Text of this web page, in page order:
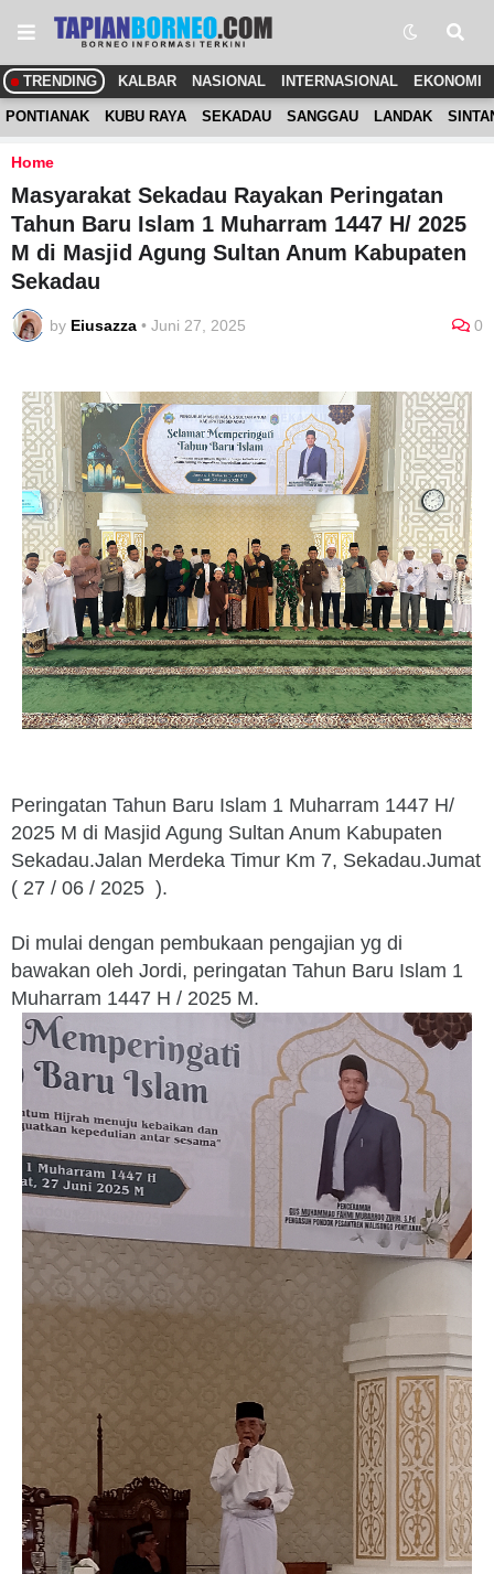
TRENDING KALBAR NASIONAL INTERNASIONAL EKONOMI
PONTIANAK KUBU RAYA SEKADAU SANGGAU LANDAK
Home
Masyarakat Sekadau Rayakan Peringatan
Tahun Baru Islam 1 Muharram 1447 H/ 2025
M di Masjid Agung Sultan Anum Kabupaten
Sekadau
by Eiusazza • Juni 27, 2025 0
Peringatan Tahun Baru Islam 1 Muharram 1447 H/
2025 M di Masjid Agung Sultan Anum Kabupaten
Sekadau.Jalan Merdeka Timur Km 7, Sekadau.Jumat
( 27 / 06 / 2025 ).
Di mulai dengan pembukaan pengajian yg di
bawakan oleh Jordi, peringatan Tahun Baru Islam 1
Muharram 1447 H / 2025 M.